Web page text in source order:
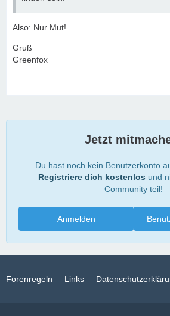
Also: Nur Mut!
Gruß
Greenfox
Jetzt
Du hast noch kein Benutzerkonto
Registriere dich kostenlos und
Community teil!
Anmelden
Forenregeln Links